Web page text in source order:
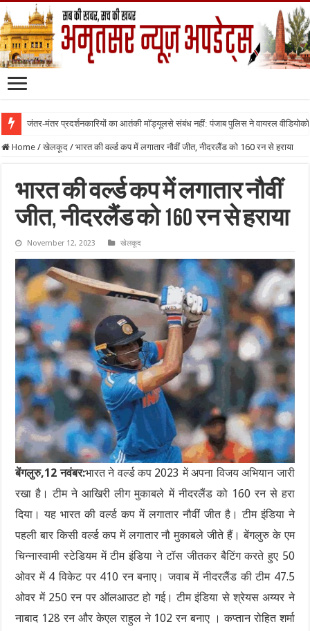
जंतर-मंतर प्रदर्शनकारियों का आतंकी मॉड्यूलसे संबंध नहीं: पंजाब पुलिस ने वायरल वीडियोको
Home / खेलकूद / भारत की वर्ल्ड कप में लगातार नौवीं जीत, नीदरलैंड को 160 रन से हराया
भारत की वर्ल्ड कप में लगातार नौवीं
जीत, नीदरलैंड को 160 रन से हराया
November 12, 2023 खेलकूद
बेंगलुरु,12 नवंबर:भारत ने वर्ल्ड कप 2023 में अपना विजय अभियान जारी
रखा है। टीम ने आखिरी लीग मुकाबले में नीदरलैंड को 160 रन से हरा
दिया। यह भारत की वर्ल्ड कप में लगातार नौवीं जीत है। टीम इंडिया ने
पहली बार किसी वर्ल्ड कप में लगातार नौ मुकाबले जीते हैं। बेंगलुरु के एम
चिन्नास्वामी स्टेडियम में टीम इंडिया ने टॉस जीतकर बैटिंग करते हुए 50
ओवर में 4 विकेट पर 410 रन बनाए। जवाब में नीदरलैंड की टीम 47.5
ओवर में 250 रन पर ऑलआउट हो गई। टीम इंडिया से श्रेयस अय्यर ने
नाबाद 128 रन और केएल राहुल ने 102 रन बनाए । कप्तान रोहित शर्मा